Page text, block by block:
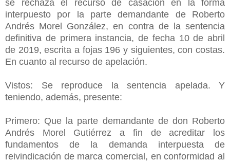
se rechaza el recurso de casación en la forma
interpuesto por la parte demandante de Roberto
Andrés Morel González, en contra de la sentencia
definitiva de primera instancia, de fecha 10 de abril
de 2019, escrita a fojas 196 y siguientes, con costas.
En cuanto al recurso de apelación.
Vistos: Se reproduce la sentencia apelada. Y
teniendo, además, presente:
Primero: Que la parte demandante de don Roberto
Andrés Morel Gutiérrez a fin de acreditar los
fundamentos de la demanda interpuesta de
reivindicación de marca comercial, en conformidad al